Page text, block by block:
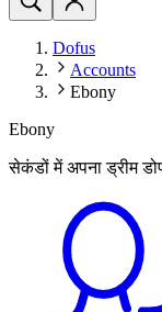
Dofus
Accounts
Ebony
Ebony
सेकंडों में अपना ड्रीम